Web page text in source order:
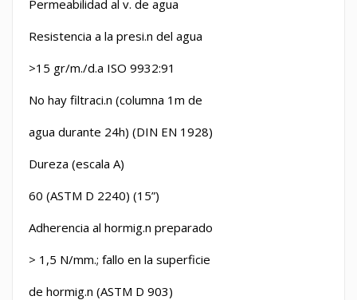
Permeabilidad al v. de agua
Resistencia a la presi.n del agua
>15 gr/m./d.a ISO 9932:91
No hay filtraci.n (columna 1m de
agua durante 24h) (DIN EN 1928)
Dureza (escala A)
60 (ASTM D 2240) (15”)
Adherencia al hormig.n preparado
> 1,5 N/mm.; fallo en la superficie
de hormig.n (ASTM D 903)